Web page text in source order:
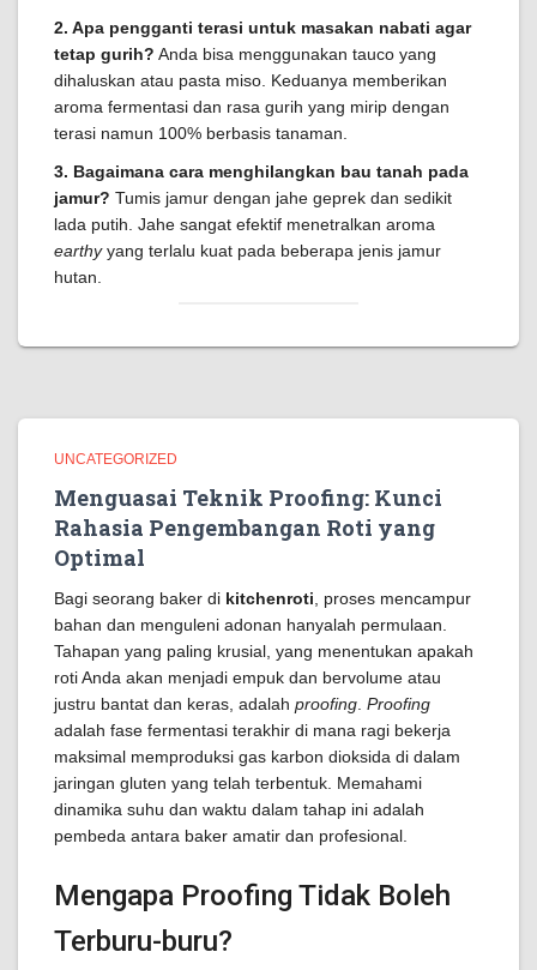
2. Apa pengganti terasi untuk masakan nabati agar
tetap gurih? Anda bisa menggunakan tauco yang
dihaluskan atau pasta miso. Keduanya memberikan
aroma fermentasi dan rasa gurih yang mirip dengan
terasi namun 100% berbasis tanaman.
3. Bagaimana cara menghilangkan bau tanah pada
jamur? Tumis jamur dengan jahe geprek dan sedikit
lada putih. Jahe sangat efektif menetralkan aroma
earthyyang terlalu kuat pada beberapa jenis jamur
hutan.
UNCATEGORIZED
Menguasai Teknik Proofing: Kunci
Rahasia Pengembangan Roti yang
Optimal
Bagi seorang baker di kitchenroti , proses mencampur
bahan dan menguleni adonan hanyalah permulaan.
Tahapan yang paling krusial, yang menentukan apakah
roti Anda akan menjadi empuk dan bervolume atau
justru bantat dan keras, adalah proofing Proofing
adalah fase fermentasi terakhir di mana ragi bekerja
maksimal memproduksi gas karbon dioksida di dalam
jaringan gluten yang telah terbentuk. Memahami
dinamika suhu dan waktu dalam tahap ini adalah
pembeda antara baker amatir dan profesional.
Mengapa Proofing Tidak Boleh
Terburu-buru?